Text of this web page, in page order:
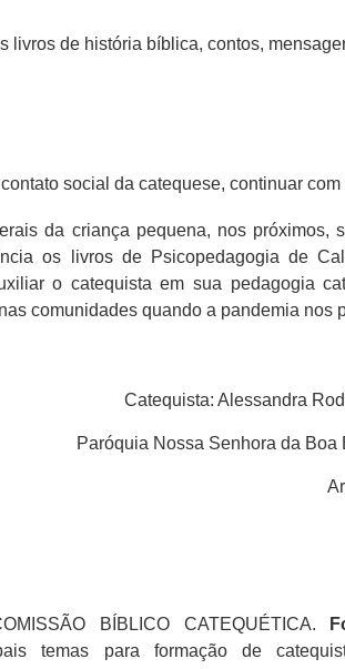
livros de história bíblica, contos,
social da catequese, continuar
da criança pequena, nos próximos,
os livros de Psicopedagogia de
o catequista em sua pedagogia
comunidades quando a pandemia nos
Catequista: Alessandra
Paróquia Nossa Senhora da
BÍBLICO CATEQUÉTICA.
temas para formação de